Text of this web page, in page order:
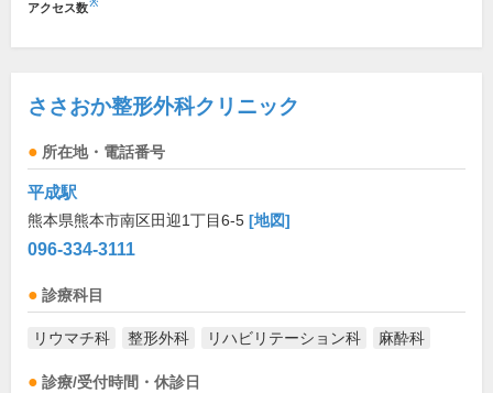
アクセス数※
ささおか整形外科クリニック
所在地・電話番号
平成駅
熊本県熊本市南区田迎1丁目6-5 [地図]
096-334-3111
診療科目
リウマチ科 整形外科 リハビリテーション科 麻酔科
診療/受付時間・休診日